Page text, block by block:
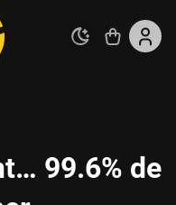
99.6% de